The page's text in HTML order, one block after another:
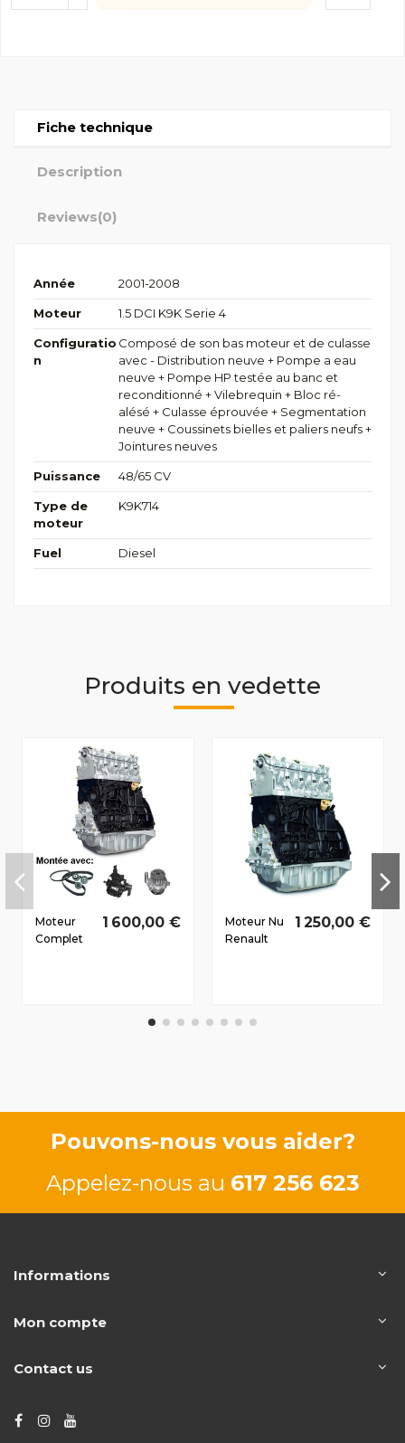
Fiche technique
Description
Reviews(0)
Année 2001-2008
Moteur 1.5 DCI K9K Serie 4
Configuratio
n
Composé de son bas moteur et de culasse
avec - Distribution neuve + Pompe a eau
neuve + Pompe HP testée au banc et
reconditionné + Vilebrequin + Bloc ré-
alésé + Culasse éprouvée + Segmentation
neuve + Coussinets bielles et paliers neufs +
Jointures neuves
Puissance 48/65 CV
Type de
moteur
K9K714
Fuel Diesel
Produits en vedette
Moteur
Complet
1 600,00 €
Moteur Nu
Renault
88/120 CV
1 250,00 €
Pouvons-nous vous aider?
Appelez-nous au 617 256 623
Informations
Mon compte
Contact us